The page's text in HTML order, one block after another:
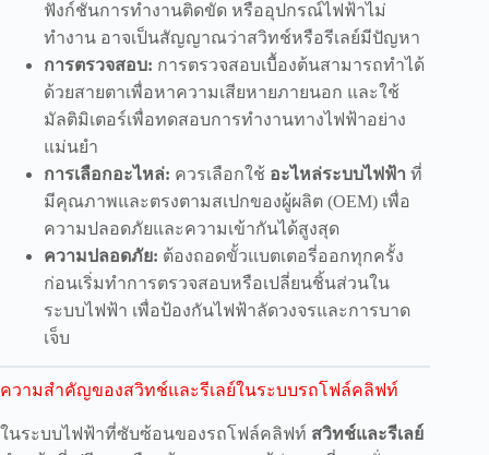
ฟังก์ชันการทำงานติดขัด หรืออุปกรณ์ไฟฟ้าไม่
ทำงาน อาจเป็นสัญญาณว่าสวิทช์หรือรีเลย์มีปัญหา
การตรวจสอบ: การตรวจสอบเบื้องต้นสามารถทำได้
ด้วยสายตาเพื่อหาความเสียหายภายนอก และใช้
มัลติมิเตอร์เพื่อทดสอบการทำงานทางไฟฟ้าอย่าง
แม่นยำ
การเลือกอะไหล่: ควรเลือกใช้ อะไหล่ระบบไฟฟ้า ที่
มีคุณภาพและตรงตามสเปกของผู้ผลิต (OEM) เพื่อ
ความปลอดภัยและความเข้ากันได้สูงสุด
ความปลอดภัย: ต้องถอดขั้วแบตเตอรี่ออกทุกครั้ง
ก่อนเริ่มทำการตรวจสอบหรือเปลี่ยนชิ้นส่วนใน
ระบบไฟฟ้า เพื่อป้องกันไฟฟ้าลัดวงจรและการบาด
เจ็บ
ความสำคัญของสวิทช์และรีเลย์ในระบบรถโฟล์คลิฟท์
ในระบบไฟฟ้าที่ซับซ้อนของรถโฟล์คลิฟท์ สวิทช์และรีเลย์